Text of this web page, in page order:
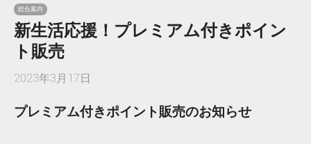
総合案内
新生活応援！プレミアム付きポイン
ト販売
2023年3月17日
プレミアム付きポイント販売のお知らせ